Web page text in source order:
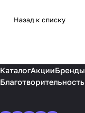
Назад к списку
КаталогАкцииБренды
Благотворительность